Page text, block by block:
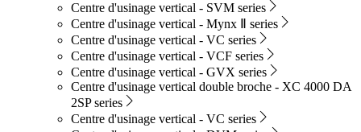
Centre d'usinage vertical - SVM series
Centre d'usinage vertical - Mynx Ⅱ series
Centre d'usinage vertical - VC series
Centre d'usinage vertical - VCF series
Centre d'usinage vertical - GVX series
Centre d'usinage vertical double broche - XC 4000 DA
2SP series
Centre d'usinage vertical - VC series